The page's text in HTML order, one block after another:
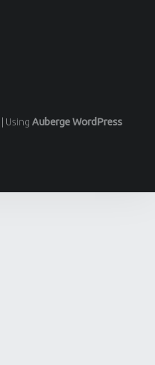
Using AubergeWordPress